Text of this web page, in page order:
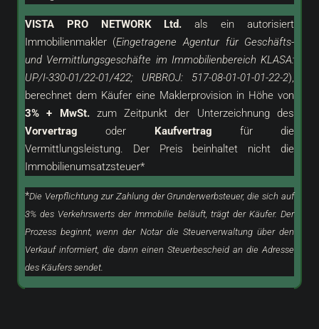
VISTA PRO NETWORK Ltd. als einautorisiert
Immobilienmakler (Eingetragene Agentur für Geschäfts-
und Vermittlungsgeschäfte im Immobilienbereich KLASA:
UP/I-330-01/22-01/422; URBROJ: 517-08-01-01-01-22-2),
berechnet dem Käufer eine Maklerprovision in Höhe von
3% + MwSt.zum Zeitpunkt der Unterzeichnung des
Vorvertrag oder Kaufvertrag für die
Vermittlungsleistung. Der Preis beinhaltet nicht die
Immobilienumsatzsteuer*
*Die Verpflichtung zur Zahlung der Grunderwerbsteuer, die sich auf
3% des Verkehrswerts der Immobilie beläuft, trägt der Käufer. Der
Prozess beginnt, wenn der Notar die Steuerverwaltung über den
Verkauf informiert, die dann einen Steuerbescheid an die Adresse
des Käufers sendet.